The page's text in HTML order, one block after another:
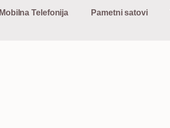
Mobilna Telefonija Pametni satovi